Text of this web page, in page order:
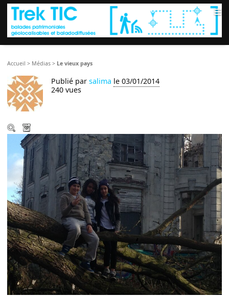
≡
Accueil > Médias > Le vieux pays
Publié parsalima le 03/01/2014
240 vues